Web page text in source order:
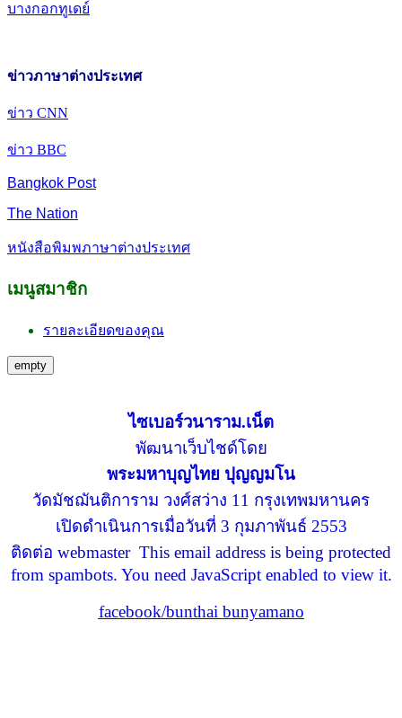
บางกอกทูเดย์
ข่าวภาษาต่างประเทศ
ข่าว CNN
ข่าว BBC
Bangkok Post
The Nation
หนังสือพิมพภาษาต่างประเทศ
เมนูสมาชิก
รายละเอียดของคุณ
empty
ไซเบอร์วนาราม.เน็ต
พัฒนาเว็บไชด์โดย
พระมหาบุญไทย ปุญญมโน
วัดมัชฌันติการาม วงศ์สว่าง 11 กรุงเทพมหานคร
เปิดดำเนินการเมื่อวันที่ 3 กุมภาพันธ์ 2553
ติดต่อ webmaster This email address is being protected
from spambots. You need JavaScript enabled to view it.
facebook/bunthai bunyamano